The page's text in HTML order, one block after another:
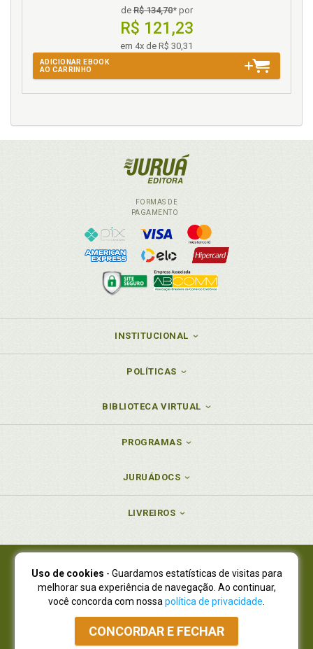
deR$ 134,70* por
R$ 121,23
em 4x de R$ 30,31
ADICIONAR EBOOK
AO CARRINHO
FORMAS DE
PAGAMENTO
INSTITUCIONAL
POLÍTICAS
BIBLIOTECA VIRTUAL
PROGRAMAS
JURUÁDOCS
LIVREIROS
Juruá Editora Ltda., CNPJ 77.535.508/0001-19
Juruá Informática Ltda., CNPJ 01.701.561/0001-80
NOVO ENDEREÇO:R. Flávio Dallegrave, 7665, São Lourenço |
Curitiba - Paraná - CEP 82210-310
Atendimento: (41) 4009-3900|Vendas Atacado: (41) 4009-3939
Uso de cookies - Guardamos estatísticas de visitas para
melhorar sua experiência de navegação. Ao continuar,
você concorda com nossa política de privacidade
CONCORDAR E FECHAR